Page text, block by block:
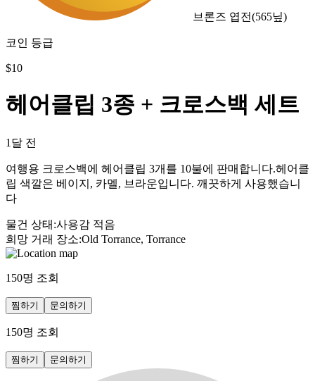
브론즈 엽전(565닢)
코인 등급
$10
헤어클립 3종 + 크로스백 세트
1달 전
여행용 크로스백에 헤어클립 3개를 10불에 판매합니다.헤어클
립 색깔은 베이지, 카멜, 브라운입니다. 깨끗하게 사용했습니
다
물건 상태 :사용감 적음
희망 거래 장소:Old Torrance, Torrance
150명 조회
찜하기 문의하기
150명 조회
찜하기 문의하기